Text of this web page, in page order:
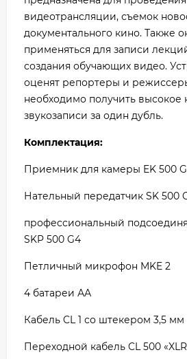
видеотрансляции, съемок
документального кино. Также
применяться для записи
создания обучающих видео.
оценят репортеры и
необходимо получить высокое
звукозаписи за один дубль.
Комплектация:
Приемник для камеры EK 500
Нательный передатчик SK 500
профессиональный
SKP 500 G4
Петличный микрофон MKE 2
4 батареи АА
Кабель CL 1 со штекером 3,5 мм
Переходной кабель CL 500